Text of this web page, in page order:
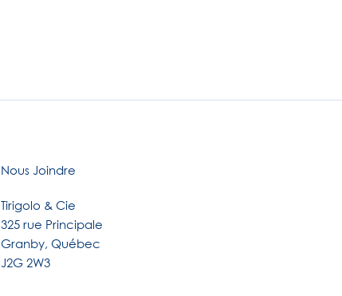
Nous Joindre
Tirigolo & Cie
325 rue Principale
Granby, Québec
J2G 2W3